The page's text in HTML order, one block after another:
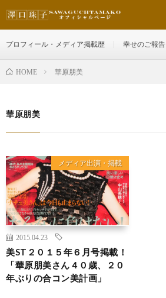
プロフィール・メディア掲載歴 幸せのご報告
HOME 華原朋美
華原朋美
メディア出演・掲載
2015.04.23
美ST２０１５年６月号掲載！
「華原朋美さん４０歳、２０
年ぶりの合コン美計画」